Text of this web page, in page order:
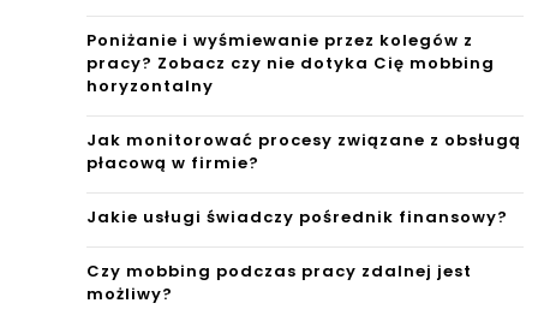
Poniżanie i wyśmiewanie przez kolegów z
pracy? Zobacz czy nie dotyka Cię mobbing
horyzontalny
Jak monitorować procesy związane z obsługą
płacową w firmie?
Jakie usługi świadczy pośrednik finansowy?
Czy mobbing podczas pracy zdalnej jest
możliwy?